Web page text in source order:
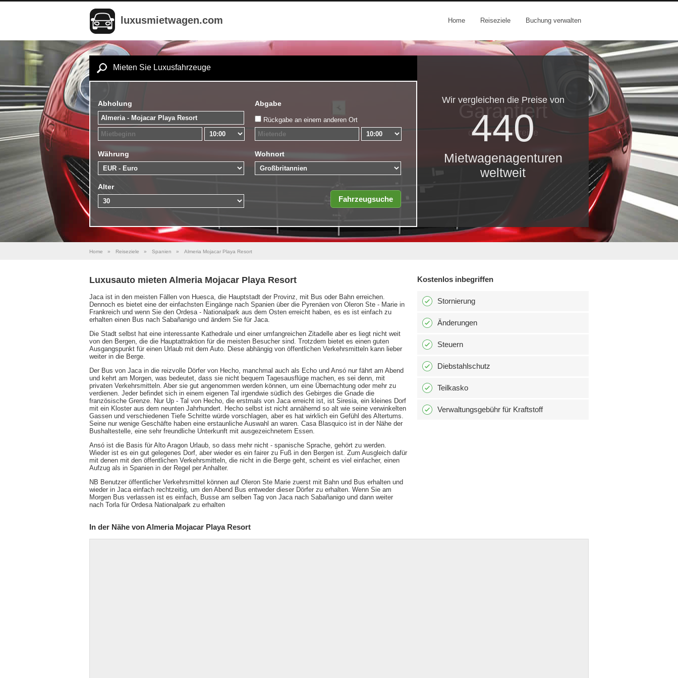
luxusmietwagen.com Home Reiseziele Buchung verwalten
Mieten Sie Luxusfahrzeuge
Abholung Abgabe
Rückgabe an einem anderen Ort
Währung Wohnort
Alter
Wir vergleichen die Preise von
440
Mietwagenagenturen
weltweit
Garantiert
die besten Preise
Home » Reiseziele » Spanien » Almeria Mojacar Playa Resort
Luxusauto mieten Almeria Mojacar Playa Resort
Jaca ist in den meisten Fällen von Huesca, die Hauptstadt der Provinz, mit Bus oder Bahn erreichen.
Dennoch es bietet eine der einfachsten Eingänge nach Spanien über die Pyrenäen von Oleron Ste - Marie in
Frankreich und wenn Sie den Ordesa - Nationalpark aus dem Osten erreicht haben, es es ist einfach zu
erhalten einen Bus nach Sabañanigo und ändern Sie für Jaca.
Die Stadt selbst hat eine interessante Kathedrale und einer umfangreichen Zitadelle aber es liegt nicht weit
von den Bergen, die die Hauptattraktion für die meisten Besucher sind. Trotzdem bietet es einen guten
Ausgangspunkt für einen Urlaub mit dem Auto. Diese abhängig von öffentlichen Verkehrsmitteln kann lieber
weiter in die Berge.
Der Bus von Jaca in die reizvolle Dörfer von Hecho, manchmal auch als Echo und Ansó nur fährt am Abend
und kehrt am Morgen, was bedeutet, dass sie nicht bequem Tagesausflüge machen, es sei denn, mit
privaten Verkehrsmitteln. Aber sie gut angenommen werden können, um eine Übernachtung oder mehr zu
verdienen. Jeder befindet sich in einem eigenen Tal irgendwie südlich des Gebirges die Gnade die
französische Grenze. Nur Up - Tal von Hecho, die erstmals von Jaca erreicht ist, ist Siresia, ein kleines Dorf
mit ein Kloster aus dem neunten Jahrhundert. Hecho selbst ist nicht annähernd so alt wie seine verwinkelten
Gassen und verschiedenen Tiefe Schritte würde vorschlagen, aber es hat wirklich ein Gefühl des Altertums.
Seine nur wenige Geschäfte haben eine erstaunliche Auswahl an waren. Casa Blasquico ist in der Nähe der
Bushaltestelle, eine sehr freundliche Unterkunft mit ausgezeichnetem Essen.
Ansó ist die Basis für Alto Aragon Urlaub, so dass mehr nicht - spanische Sprache, gehört zu werden.
Wieder ist es ein gut gelegenes Dorf, aber wieder es ein fairer zu Fuß in den Bergen ist. Zum Ausgleich dafür
mit denen mit den öffentlichen Verkehrsmitteln, die nicht in die Berge geht, scheint es viel einfacher, einen
Aufzug als in Spanien in der Regel per Anhalter.
NB Benutzer öffentlicher Verkehrsmittel können auf Oleron Ste Marie zuerst mit Bahn und Bus erhalten und
wieder in Jaca einfach rechtzeitig, um den Abend Bus entweder dieser Dörfer zu erhalten. Wenn Sie am
Morgen Bus verlassen ist es einfach, Busse am selben Tag von Jaca nach Sabañanigo und dann weiter
nach Torla für Ordesa Nationalpark zu erhalten
Kostenlos inbegriffen
Stornierung
Änderungen
Steuern
Diebstahlschutz
Teilkasko
Verwaltungsgebühr für Kraftstoff
In der Nähe von Almeria Mojacar Playa Resort